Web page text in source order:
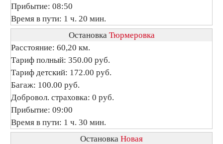
Прибытие: 08:50
Время в пути: 1 ч. 20 мин.
Остановка Тюрмеровка
Расстояние: 60,20 км.
Тариф полный: 350.00 руб.
Тариф детский: 172.00 руб.
Багаж: 100.00 руб.
Добровол. страховка: 0 руб.
Прибытие: 09:00
Время в пути: 1 ч. 30 мин.
Остановка Новая